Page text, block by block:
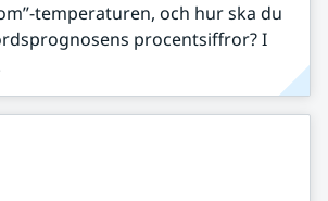
temperaturen, och hur ska du
procentsiffror? I